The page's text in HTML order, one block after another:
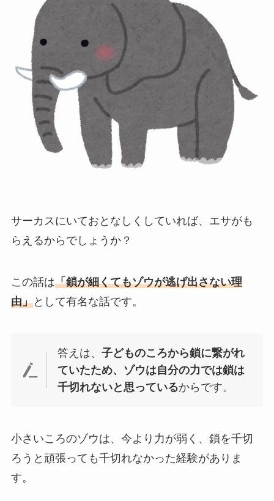
サーカスにいておとなしくしていれば、エサがも
らえるからでしょうか？
この話は「鎖が細くてもゾウが逃げ出さない理
由」として有名な話です。
答えは、子どものころから鎖に繋がれ
ていたため、ゾウは自分の力では鎖は
千切れないと思っているからです。
小さいころのゾウは、今より力が弱く、鎖を千切
ろうと頑張っても千切れなかった経験がありま
す。